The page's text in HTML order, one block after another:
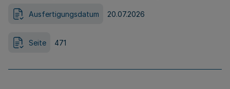
Ausfertigungsdatum 20.07.2026
Seite 471